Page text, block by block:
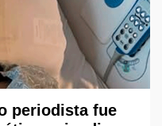
periodista fue